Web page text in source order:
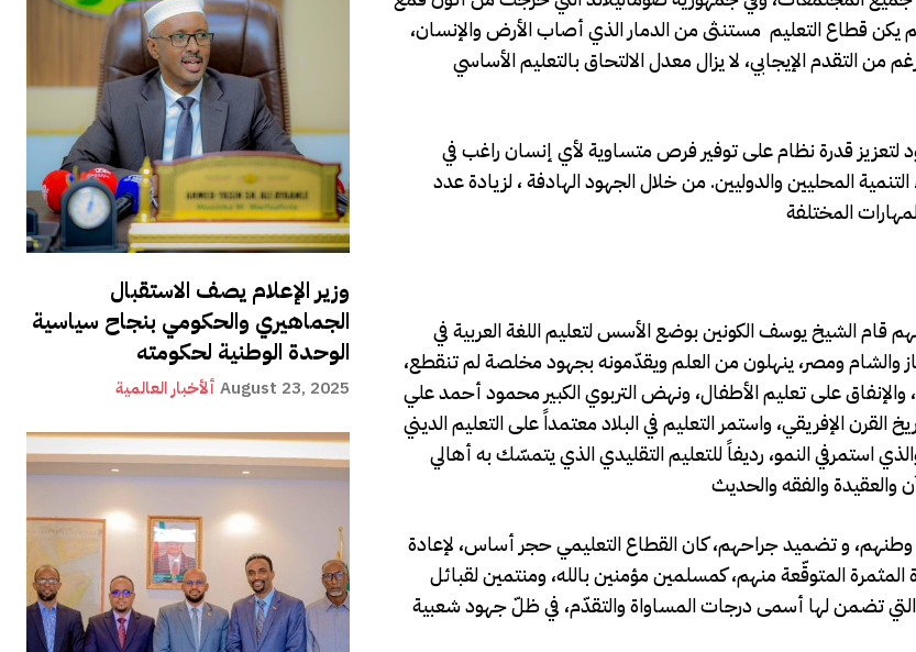
وزير الإعلام يصف الاستقبال
الجماهيري والحكومي بنجاح سياسية
الوحدة الوطنية لحكومته
ألأخبار العالمية August 23, 2025
قطاع التعليم مستنثى من الدمار الذي أصاب الأرض والإنسان،
التقدم الإيجابي، لا يزال معدل الالتحاق بالتعليم الأساسي
لتعزيز قدرة نظام على توفير فرص متساوية لأي إنسان راغب في
المحليين والدوليين. من خلال الجهود الهادفة ، لزيادة عدد
قام الشيخ يوسف الكونين بوضع الأسس لتعليم اللغة العربية في
والشام ومصر، ينهلون من العلم ويقدّمونه بجهود مخلصة لم تنقطع،
على تعليم الأطفال، ونهض التربوي الكبير محمود أحمد علي
الإفريقي، واستمر التعليم في البلاد معتمداً على التعليم الديني
استمرفي النمو، رديفاً للتعليم التقليدي الذي يتمسّك به أهالي
05/1991م، ونهوض أبنائها لبناء وطنهم، و تضميد جراحهم، كان القطاع التعليمي حجر أساس، لإعادة
المتوقّعة منهم، كمسلمين مؤمنين بالله، ومنتمين لقبائل
التي تضمن لها أسمى درجات المساواة والتقدّم، في ظلّ جهود شعبية